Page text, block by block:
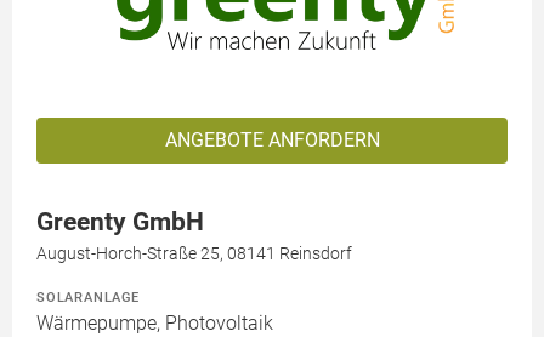
ANGEBOTE ANFORDERN
Greenty GmbH
August-Horch-Straße 25, 08141 Reinsdorf
SOLARANLAGE
Wärmepumpe, Photovoltaik